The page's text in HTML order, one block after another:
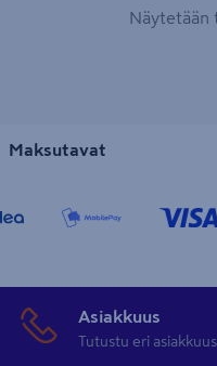
Näytetään
Maksutavat
Asiakkuus
Tutustu eri